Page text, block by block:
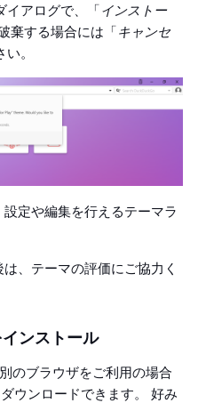
イアログで、「インストー
棄する場合には「キャンセ
。
定や編集を行えるテーマラ
、テーマの評価にご協力く
ンストール
のブラウザをご利用の場合
ウンロードできます。 好み